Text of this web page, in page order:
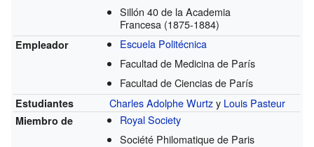
Sillón 40 de la Academia
Francesa (1875-1884)
Empleador
Escuela Politécnica
Facultad de Medicina de París
Facultad de Ciencias de París
Estudiantes Charles Adolphe Wurtzy Louis Pasteur
Miembro de
Royal Society
Société Philomatique de Paris